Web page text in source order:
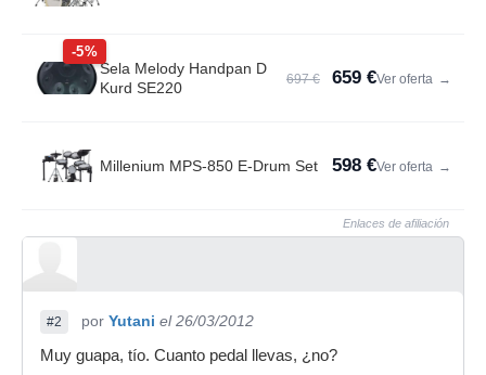
-5%
Sela Melody Handpan D
Kurd SE220
697 € 659 €Ver oferta →
Millenium MPS-850 E-Drum Set 598 €Ver oferta →
Enlaces de afiliación
#2 por Yutani el 26/03/2012
Muy guapa, tío. Cuanto pedal llevas, ¿no?